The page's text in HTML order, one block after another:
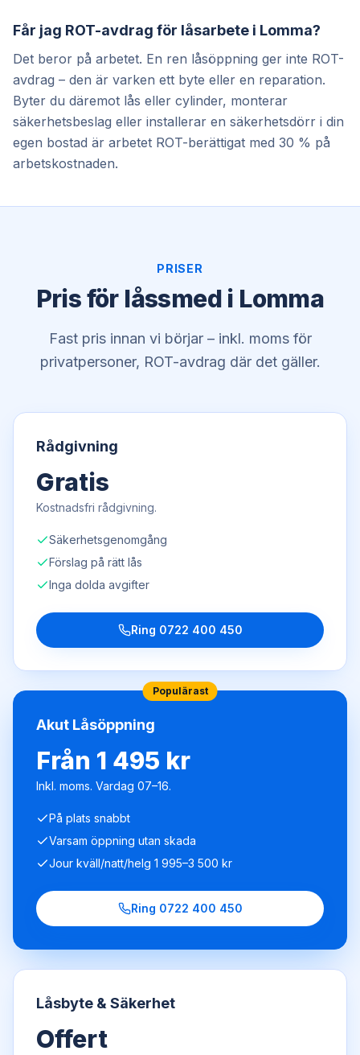
Får jag ROT-avdrag för låsarbete i Lomma?
Det beror på arbetet. En ren låsöppning ger inte ROT-
avdrag – den är varken ett byte eller en reparation.
Byter du däremot lås eller cylinder, monterar
säkerhetsbeslag eller installerar en säkerhetsdörr i din
egen bostad är arbetet ROT-berättigat med 30 % på
arbetskostnaden.
PRISER
Pris för låssmed i Lomma
Fast pris innan vi börjar – inkl. moms för
privatpersoner, ROT-avdrag där det gäller.
Rådgivning
Gratis
Kostnadsfri rådgivning.
Säkerhetsgenomgång
Förslag på rätt lås
Inga dolda avgifter
Ring 0722 400 450
Populärast
Akut Låsöppning
Från 1 495 kr
Inkl. moms. Vardag 07–16.
På plats snabbt
Varsam öppning utan skada
Jour kväll/natt/helg 1 995–3 500 kr
Ring 0722 400 450
Låsbyte & Säkerhet
Offert